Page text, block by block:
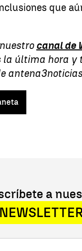
que
canal de
la última hora y
a